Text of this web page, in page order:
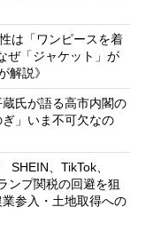
は「ワンピースを着
ぜ「ジャケット」が
解説》
蔵氏が語る高市内閣の
」いま不可欠なの
、TikTok、
ンプ関税の回避を狙
参入・土地取得への